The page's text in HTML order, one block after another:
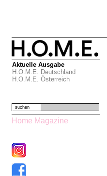
Aktuelle Ausgabe
H.O.M.E. Deutschland
H.O.M.E. Österreich
suchen
Home Magazine